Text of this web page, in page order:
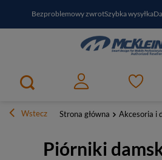
Bezproblemowy zwrotSzybka wysyłka
PayPo - kup i zapłać za30 dniZapisz się do
Wstecz Strona główna Akcesoria i
Piórniki